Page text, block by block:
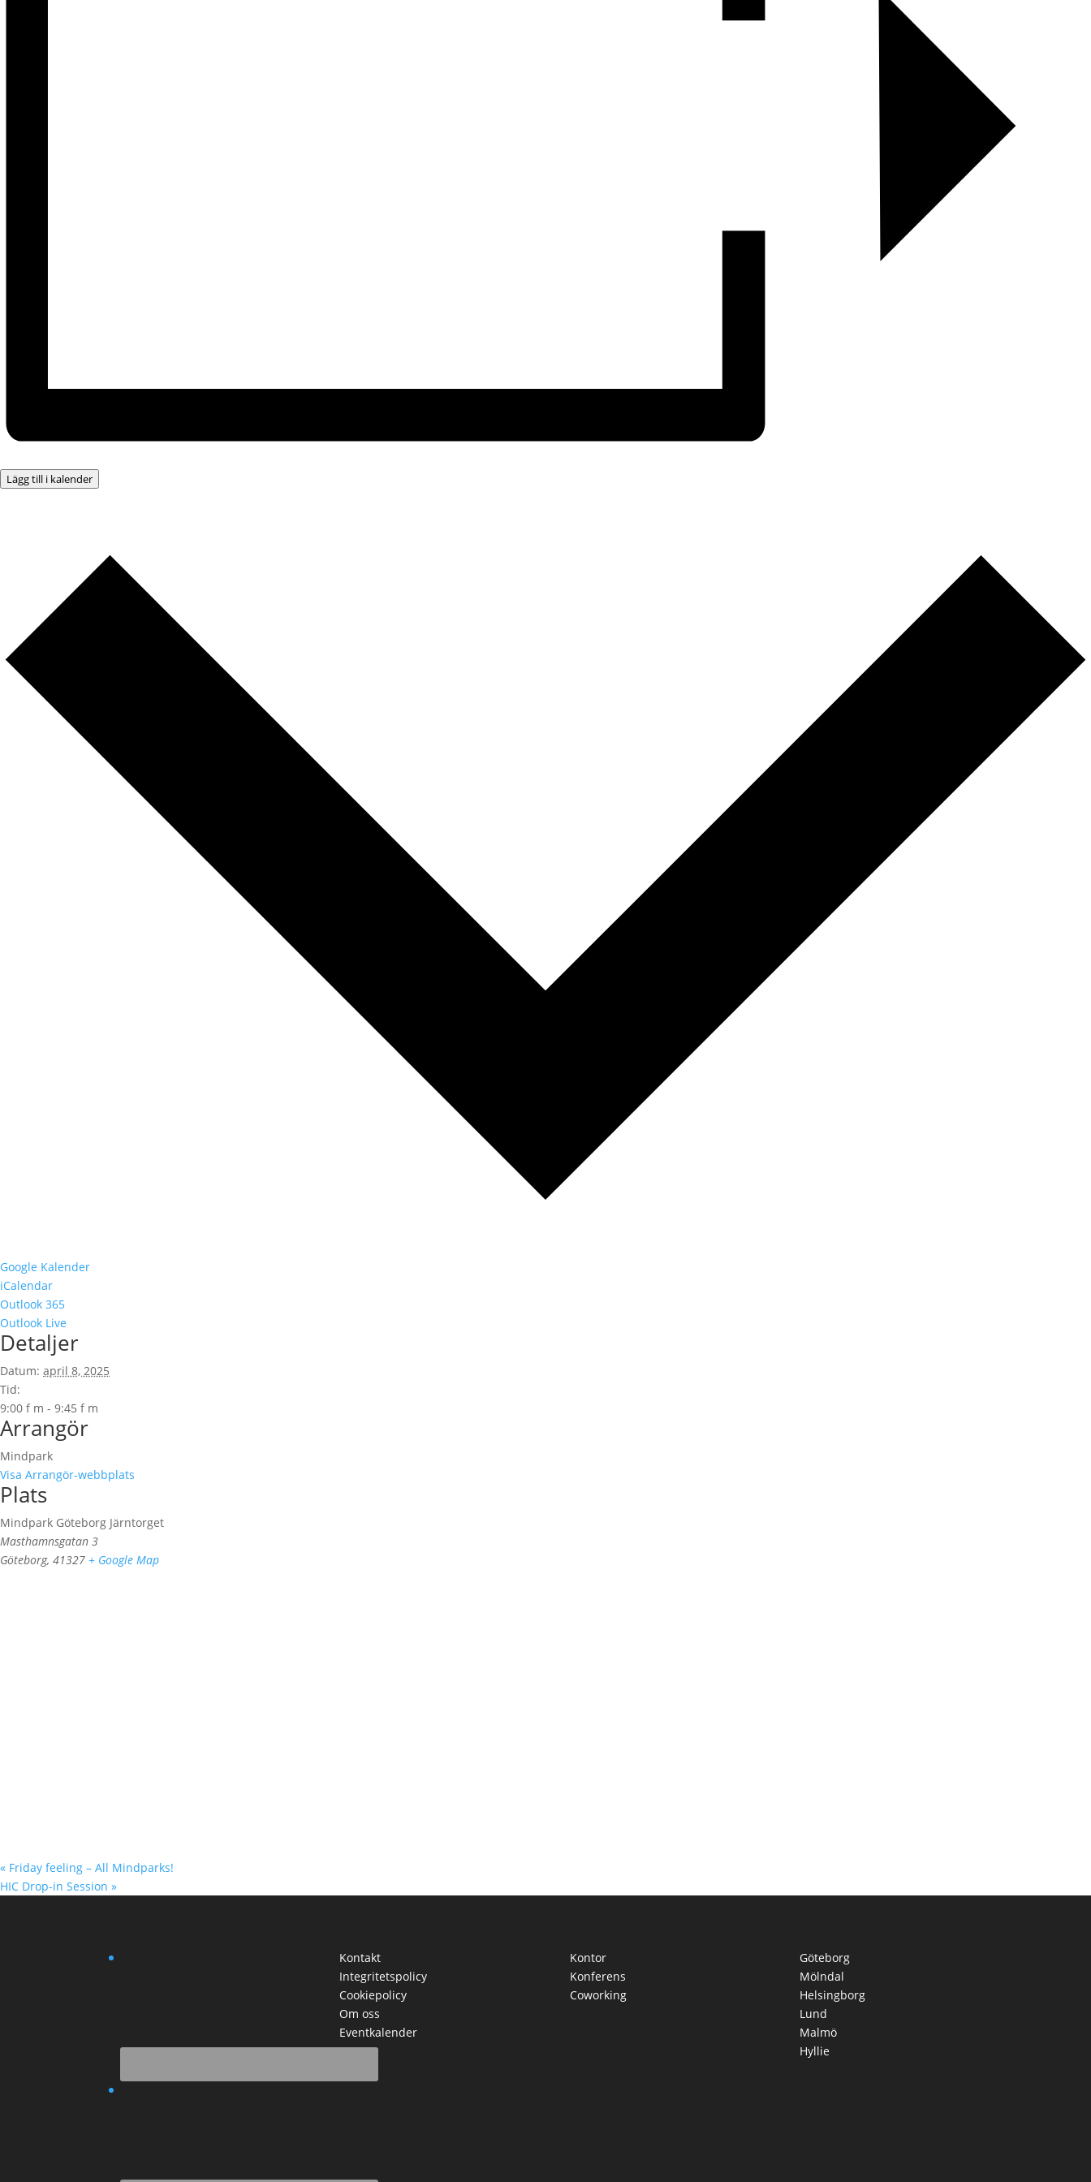
Lägg till i kalender
Google Kalender
iCalendar
Outlook 365
Outlook Live
Detaljer
Datum: april 8, 2025
Tid:
9:00 f m - 9:45 f m
Arrangör
Mindpark
Visa Arrangör-webbplats
Plats
Mindpark Göteborg Järntorget
Masthamnsgatan 3
Göteborg, 41327 + Google Map
« Friday feeling – All Mindparks!
HIC Drop-in Session »
Kontakt
Integritetspolicy
Cookiepolicy
Om oss
Eventkalender
Kontor
Konferens
Coworking
Göteborg
Mölndal
Helsingborg
Lund
Malmö
Hyllie